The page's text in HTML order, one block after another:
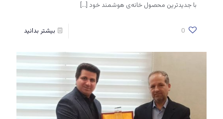
با جدیدترین محصول خانه‌ی هوشمند خود […]
0 بیشتر بدانید